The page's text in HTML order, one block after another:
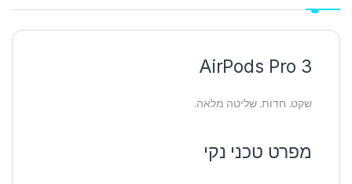
AirPods Pro 3
שקט. חדות. שליטה מלאה.
מפרט טכני נקי